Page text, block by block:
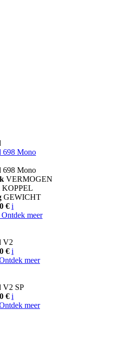
698 Mono
698 Mono
VERMOGEN
KOPPEL
GEWICHT
€ i
Ontdek meer
V2
€ i
meer
V2 SP
€ i
meer